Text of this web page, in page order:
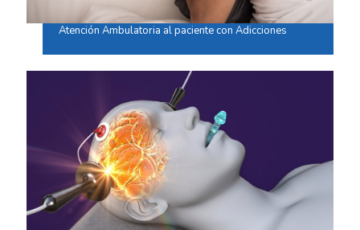
Atención Ambulatoria al paciente con Adicciones